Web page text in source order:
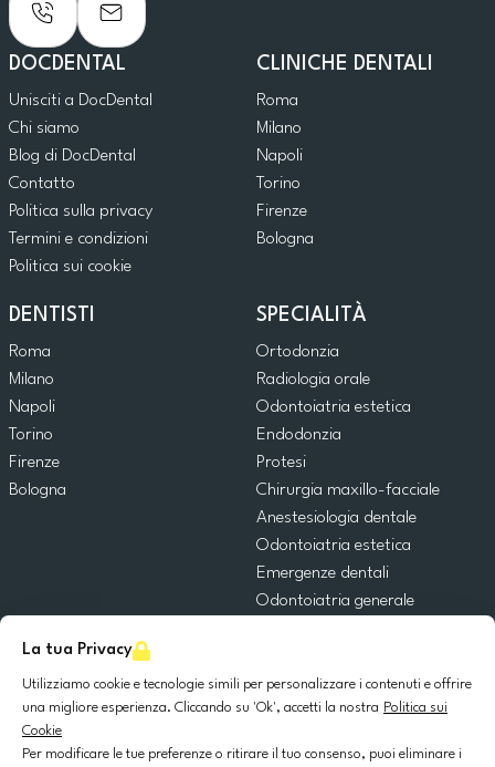
La tua Privacy
Utilizziamo cookie e tecnologie simili per personalizzare i contenuti e offrire
una migliore esperienza. Cliccando su 'Ok', accetti la nostra Politica sui
Cookie
Per modificare le tue preferenze o ritirare il tuo consenso, puoi eliminare i
DOCDENTAL
Unisciti a DocDental
Chi siamo
Blog di DocDental
Contatto
Politica sulla privacy
Termini e condizioni
Politica sui cookie
CLINICHE DENTALI
Roma
Milano
Napoli
Torino
Firenze
Bologna
DENTISTI
Roma
Milano
Napoli
Torino
Firenze
Bologna
SPECIALITÀ
Ortodonzia
Radiologia orale
Odontoiatria estetica
Endodonzia
Protesi
Chirurgia maxillo-facciale
Anestesiologia dentale
Odontoiatria estetica
Emergenze dentali
Odontoiatria generale
Implantologia dentale
Parodontologia